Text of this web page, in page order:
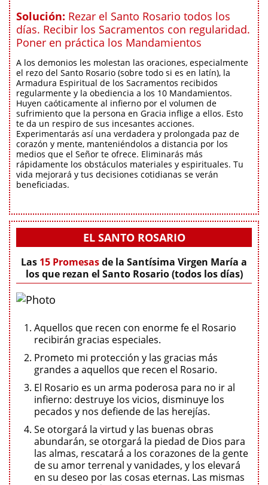
Solución: Rezar el Santo Rosario todos los
días. Recibir los Sacramentos con regularidad.
Poner en práctica los Mandamientos
A los demonios les molestan las oraciones, especialmente
el rezo del Santo Rosario (sobre todo si es en latín), la
Armadura Espiritual de los Sacramentos recibidos
regularmente y la obediencia a los 10 Mandamientos.
Huyen caóticamente al infierno por el volumen de
sufrimiento que la persona en Gracia inflige a ellos. Esto
te da un respiro de sus incesantes acciones.
Experimentarás así una verdadera y prolongada paz de
corazón y mente, manteniéndolos a distancia por los
medios que el Señor te ofrece. Eliminarás más
rápidamente los obstáculos materiales y espirituales. Tu
vida mejorará y tus decisiones cotidianas se verán
beneficiadas.
EL SANTO ROSARIO
Las 15 Promesasde la Santísima Virgen María a
los que rezan el Santo Rosario (todos los días)
Aquellos que recen con enorme fe el Rosario
recibirán gracias especiales.
Prometo mi protección y las gracias más
grandes a aquellos que recen el Rosario.
El Rosario es un arma poderosa para no ir al
infierno: destruye los vicios, disminuye los
pecados y nos defiende de las herejías.
Se otorgará la virtud y las buenas obras
abundarán, se otorgará la piedad de Dios para
las almas, rescatará a los corazones de la gente
de su amor terrenal y vanidades, y los elevará
en su deseo por las cosas eternas. Las mismas